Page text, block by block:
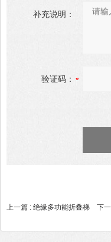
补充说明：
验证码：
上一篇 : 绝缘多功能折叠梯 下